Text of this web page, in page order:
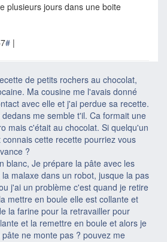
plusieurs jours dans une boite
# |
de petits rochers au chocolat,
Ma cousine me l'avais donné
avec elle et j'ai perdue sa recette.
me semble t'il. Ca formait une
mais c'était au chocolat. Si quelqu'un
cette recette pourriez vous
?
blanc, Je prépare la pâte avec les
malaxe dans un robot, jusque la pas
j'ai un problème c'est quand je retire
mettre en boule elle est collante et
la farine pour la retravailler pour
et la remettre en boule et alors je
ne monte pas ? pouvez me